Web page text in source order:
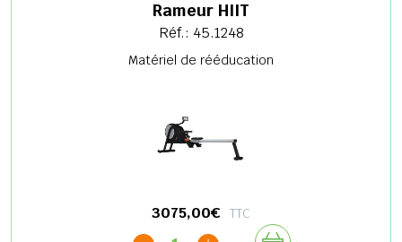
Rameur HIIT
Réf.: 45.1248
Matériel de rééducation
3075,00€ TTC